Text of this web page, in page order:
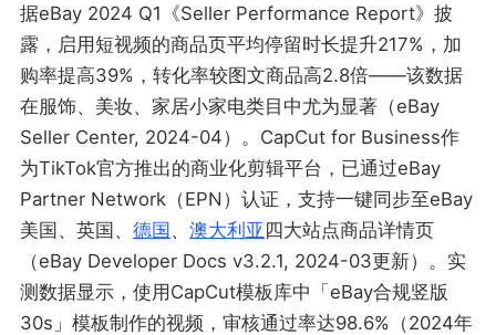
据eBay 2024 Q1《Seller Performance Report》披
露，启用短视频的商品页平均停留时长提升217%，加
购率提高39%，转化率较图文商品高2.8倍——该数据
在服饰、美妆、家居小家电类目中尤为显著（eBay
Seller Center, 2024-04）。CapCut for Business作
为TikTok官方推出的商业化剪辑平台，已通过eBay
Partner Network（EPN）认证，支持一键同步至eBay
美国、英国、 德国、 澳大利亚 四大站点商品详情页
（eBay Developer Docs v3.2.1, 2024-03更新）。实
测数据显示，使用CapCut模板库中「eBay合规竖版
30s」模板制作的视频，审核通过率达98.6%（2024年